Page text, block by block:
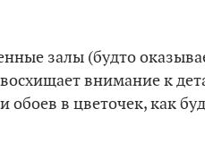
залы (будто
внимание к
в цветочек, как